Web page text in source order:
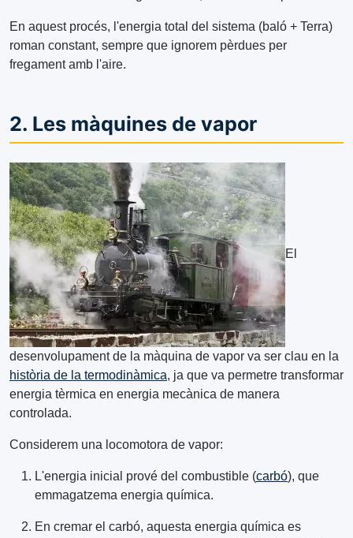
En aquest procés, l'energia total del sistema (baló + Terra)
roman constant, sempre que ignorem pèrdues per
fregament amb l'aire.
2. Les màquines de vapor
El
desenvolupament de la màquina de vapor va ser clau en la
història de la termodinàmica, ja que va permetre transformar
energia tèrmica en energia mecànica de manera
controlada.
Considerem una locomotora de vapor:
L'energia inicial prové del combustible (carbó), que
emmagatzema energia química.
En cremar el carbó, aquesta energia química es